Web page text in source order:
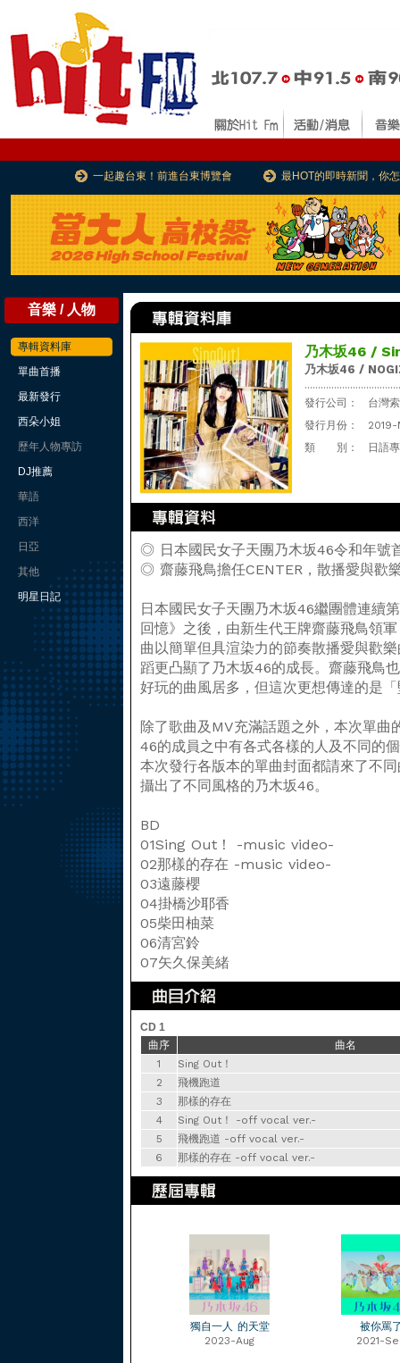
一起趣台東！前進台東博覽會 最HOT的即時新聞，你
音樂 / 人物
專輯資料庫
單曲首播
最新發行
西朵小姐
歷年人物專訪
DJ推薦
華語
西洋
日亞
其他
明星日記
乃木坂46 /
乃木坂46 /
發行公司：
台灣
發行月份：
2019-
類 別：
日語
◎ 日本國民女子天團乃木坂46令和年號
◎ 齋藤飛鳥擔任CENTER，散播愛與歡
日本國民女子天團乃木坂46繼團體連續
回憶》之後，由新生代王牌齋藤飛鳥領
曲以簡單但具渲染力的節奏散播愛與歡
蹈更凸顯了乃木坂46的成長。齋藤飛鳥
好玩的曲風居多，但這次更想傳達的是
除了歌曲及MV充滿話題之外，本次單曲
46的成員之中有各式各樣的人及不同的
本次發行各版本的單曲封面都請來了不
攝出了不同風格的乃木坂46。
BD
01Sing Out！ -music video-
02那樣的存在 -music video-
03遠藤櫻
04掛橋沙耶香
05柴田柚菜
06清宮鈴
07矢久保美緒
CD 1
曲序
曲名
1
Sing Out！
2
飛機跑道
3
那樣的存在
4
Sing Out！ -off vocal ver.-
5
飛機跑道 -off vocal ver.-
6
那樣的存在 -off vocal ver.-
獨自一人 的天堂
2023-Aug
被你罵
2021-